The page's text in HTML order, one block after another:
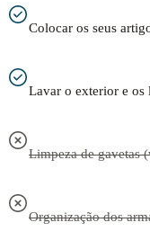
Colocar os seus
Lavar o exterior e os
Limpeza de gavetas
Organização dos